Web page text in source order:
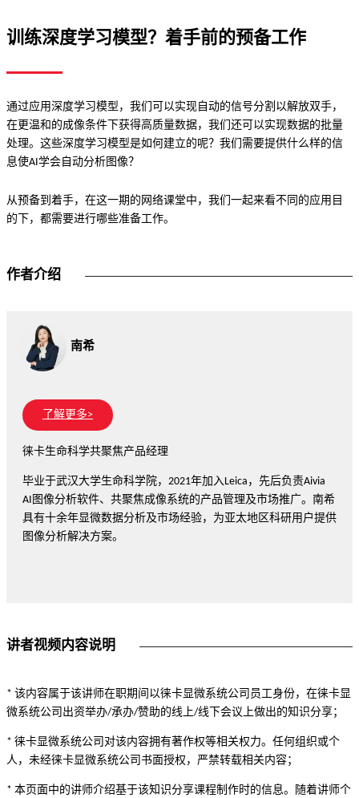
训练深度学习模型？着手前的预备工作
通过应用深度学习模型，我们可以实现自动的信号分割以解放双手，
在更温和的成像条件下获得高质量数据，我们还可以实现数据的批量
处理。这些深度学习模型是如何建立的呢？我们需要提供什么样的信
息使AI学会自动分析图像？
从预备到着手，在这一期的网络课堂中，我们一起来看不同的应用目
的下，都需要进行哪些准备工作。
作者介绍
南希
了解更多>
徕卡生命科学共聚焦产品经理
毕业于武汉大学生命科学院，2021年加入Leica，先后负责Aivia
AI图像分析软件、共聚焦成像系统的产品管理及市场推广。南希
具有十余年显微数据分析及市场经验，为亚太地区科研用户提供
图像分析解决方案。
讲者视频内容说明
* 该内容属于该讲师在职期间以徕卡显微系统公司员工身份，在徕卡显
微系统公司出资举办/承办/赞助的线上/线下会议上做出的知识分享；
* 徕卡显微系统公司对该内容拥有著作权等相关权力。任何组织或个
人，未经徕卡显微系统公司书面授权，严禁转载相关内容；
* 本页面中的讲师介绍基于该知识分享课程制作时的信息。随着讲师个